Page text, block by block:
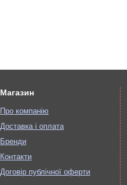
Магазин
Про компанію
Доставка і оплата
Бренди
Контакти
Договір публічної оферти